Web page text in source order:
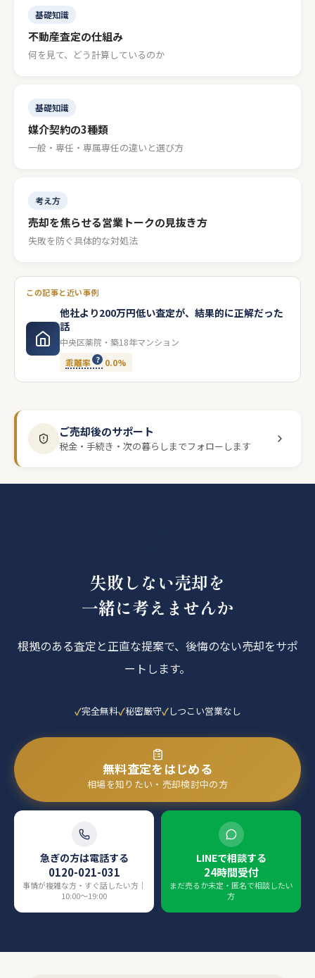
基礎知識
不動産査定の仕組み
何を見て、どう計算しているのか
基礎知識
媒介契約の3種類
一般・専任・専属専任の違いと選び方
考え方
売却を焦らせる営業トークの見抜き方
失敗を防ぐ具体的な対処法
この記事と近い事例
他社より200万円低い査定が、結果的に正解だった
話
中央区薬院・築18年マンション
乖離率
0.0%
ご売却後のサポート
税金・手続き・次の暮らしまでフォローします
失敗しない売却を
一緒に考えませんか
根拠のある査定と正直な提案で、後悔のない売却をサポ
ートします。
完全無料 秘密厳守 しつこい営業なし
無料査定をはじめる
相場を知りたい・売却検討中の方
急ぎの方は電話する
0120-021-031
事情が複雑な方・すぐ話したい方｜
10:00〜19:00
LINEで相談する
24時間受付
まだ売るか未定・匿名で相談したい
方